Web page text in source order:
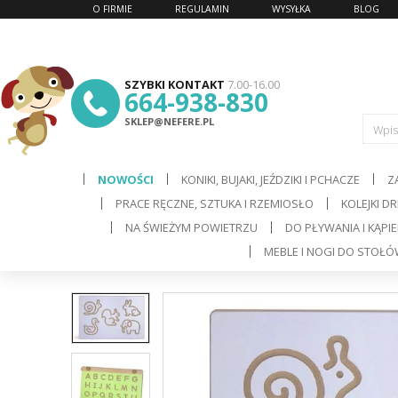
SZYBKI KONTAKT 7.00-16.00
664-938-830
SKLEP@NEFERE.PL
O FIRMIE REGULAMIN WYSYŁKA BLOG
NOWOŚCI KONIKI, BUJAKI, JEŹDZIKI I PCHACZE
PRACE RĘCZNE, SZTUKA I RZEMIOSŁO
KOLEJKI
NA ŚWIEŻYM POWIETRZU
DO PŁYWANIA I
MEBLE I NOGI DO